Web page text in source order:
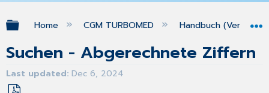
Expand/collapse global hierarchy
Home CGM TURBOMED Handbuch (Version
Suchen - Abgerechnete Ziffern
Last updated Dec 6, 2024